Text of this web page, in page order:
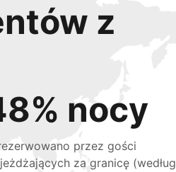
z
nocy
przez gości
za granicę (według